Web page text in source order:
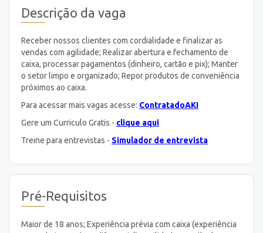
Descrição da vaga
Receber nossos clientes com cordialidade e finalizar as
vendas com agilidade; Realizar abertura e fechamento de
caixa, processar pagamentos (dinheiro, cartão e pix); Manter
o setor limpo e organizado; Repor produtos de conveniência
próximos ao caixa.
Para acessar mais vagas acesse: ContratadoAKI
Gere um Curriculo Gratis - clique aqui
Treine para entrevistas - Simulador de entrevista
Pré-Requisitos
Maior de 18 anos; Experiência prévia com caixa (experiência